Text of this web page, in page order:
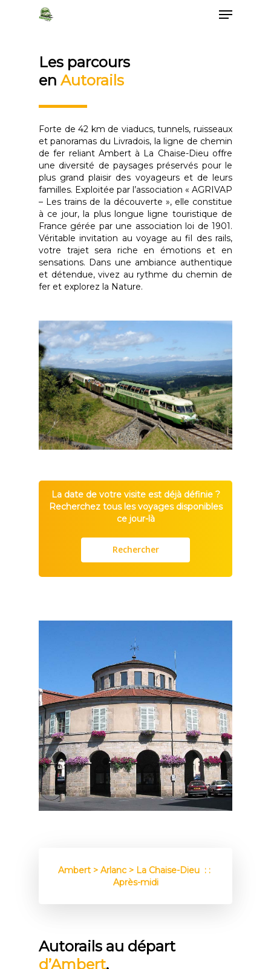
Les parcours
en Autorails
Forte de 42 km de viaducs, tunnels, ruisseaux
et panoramas du Livradois, la ligne de chemin
de fer reliant Ambert à La Chaise-Dieu offre
une diversité de paysages préservés pour le
plus grand plaisir des voyageurs et de leurs
familles. Exploitée par l’association « AGRIVAP
– Les trains de la découverte », elle constitue
à ce jour, la plus longue ligne touristique de
France gérée par une association loi de 1901.
Véritable invitation au voyage au fil des rails,
votre trajet sera riche en émotions et en
sensations. Dans une ambiance authentique
et détendue, vivez au rythme du chemin de
fer et explorez la Nature.
La date de votre visite est déjà définie ?
Recherchez tous les voyages disponibles
ce jour-là
Rechercher
Ambert > Arlanc > La Chaise-Dieu : :
Après-midi
Autorails au départ
d’Ambert,